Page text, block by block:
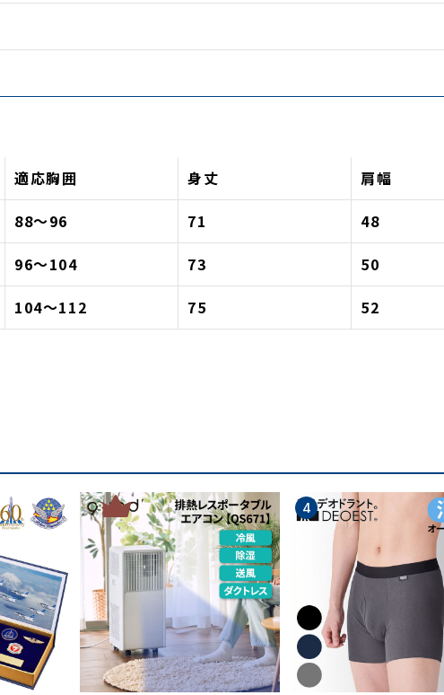
適応胸囲 身丈 肩幅
88〜96 71 48
96〜104 73 50
104〜112 75 52
3 4